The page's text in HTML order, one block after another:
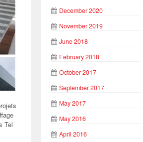
Tel
December 2020
November 2019
June 2018
February 2018
October 2017
September 2017
May 2017
May 2016
April 2016